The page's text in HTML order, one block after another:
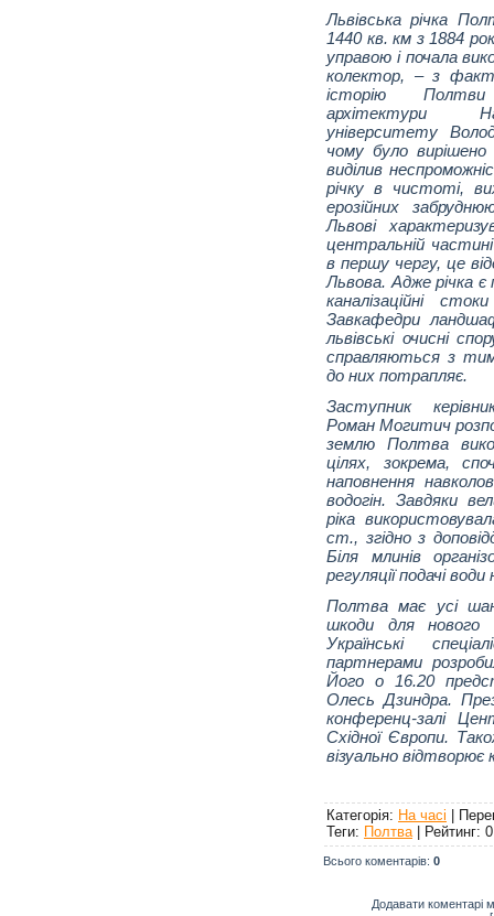
Львівська річка
1440 кв. км з 1884
управою і почала
колектор, – з
історію
архітектури
університету
чому було
виділив
річку в чистоті,
ерозійних
Львові
центральній
в першу чергу, це
Львова. Адже річка
каналізаційні
Завкафедри
львівські очисні
справляються з
до них потрапляє.
Заступник
Роман Могитич
землю Полтва
цілях, зокрема,
наповнення
водогін. Завдяки
ріка
ст., згідно з
Біля млинів
регуляції подачі
Полтва має усі
шкоди для нового
Українські
партнерами
Його о 16.20
Олесь Дзиндра.
конференц-залі
Східної Європи.
візуально
Категорія: На часі |
Теги: Полтва | Рейтинг:
Всього коментарів: 0
Додавати коментарі